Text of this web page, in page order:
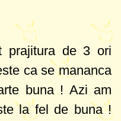
prajitura de 3 ori
ca se mananca
buna ! Azi am
la fel de buna !